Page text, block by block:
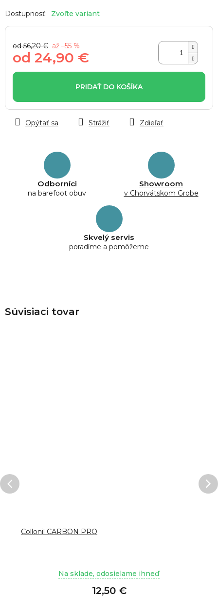
Zvoľte variant
od 56,20 € až –55 %
od 24,90 €
Jednotková
PRIDAŤ DO KOŠÍKA
Odborníci
na barefoot obuv
Showroom
v Chorvátskom Grobe
Skvelý servis
poradíme a pomôžeme
Opýtať sa Strážiť Zdieľať
Súvisiaci tovar
Collonil CARBON PRO
Na sklade, odosielame ihneď
12,50 €